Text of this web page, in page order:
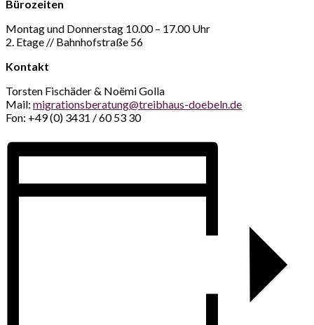
Bürozeiten
Montag und Donnerstag 10.00 – 17.00 Uhr
2. Etage // Bahnhofstraße 56
Kontakt
Torsten Fischäder & Noëmi Golla
Mail: migrationsberatung@treibhaus-doebeln.de
Fon: +49 (0) 3431 / 60 53 30